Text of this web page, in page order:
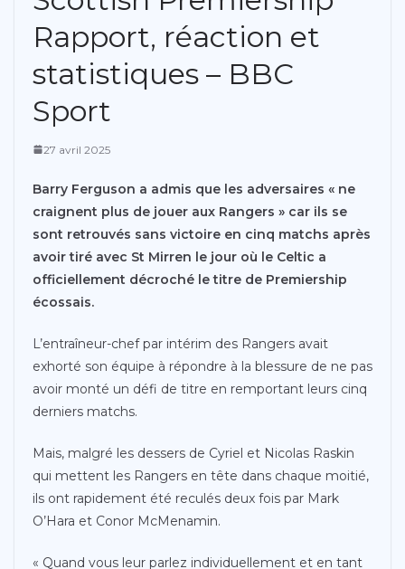
Rapport, réaction et
statistiques – BBC
Sport
27 avril 2025
Barry Ferguson a admis que les adversaires « ne
craignent plus de jouer aux Rangers » car ils se
sont retrouvés sans victoire en cinq matchs après
avoir tiré avec St Mirren le jour où le Celtic a
officiellement décroché le titre de Premiership
écossais.
L’entraîneur-chef par intérim des Rangers avait
exhorté son équipe à répondre à la blessure de ne pas
avoir monté un défi de titre en remportant leurs cinq
derniers matchs.
Mais, malgré les dessers de Cyriel et Nicolas Raskin
qui mettent les Rangers en tête dans chaque moitié,
ils ont rapidement été reculés deux fois par Mark
O’Hara et Conor McMenamin.
« Quand vous leur parlez individuellement et en tant